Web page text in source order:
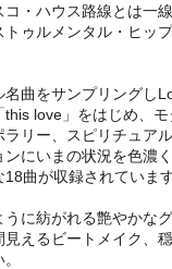
・ハウス路線とは一
トゥルメンタル・ヒッ
曲をサンプリングし
love」をはじめ、
ラリー、スピリチュア
ンにいまの状況を色濃
曲が収録されています
に紡がれる艶やかな
えるビートメイク、